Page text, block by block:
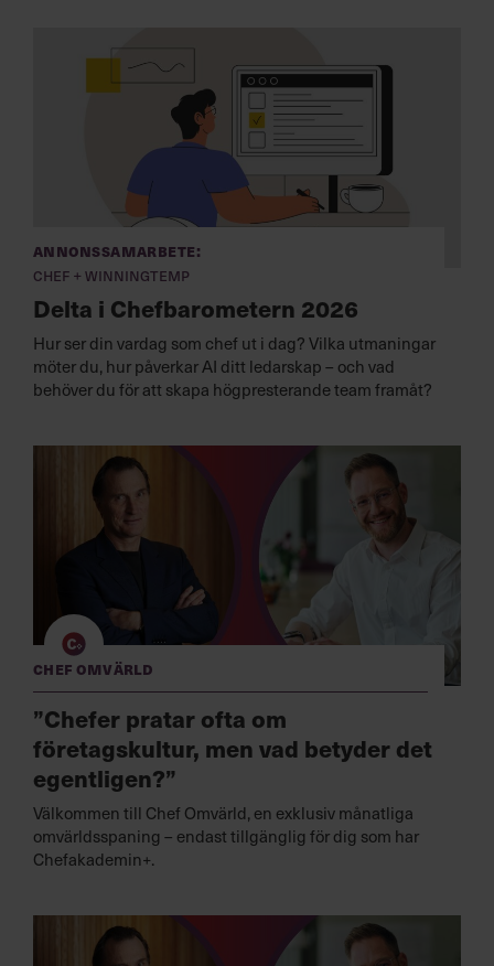
Annonssamarbete:
Chef + Winningtemp
Delta i Chefbarometern 2026
Hur ser din vardag som chef ut i dag? Vilka utmaningar
möter du, hur påverkar AI ditt ledarskap – och vad
behöver du för att skapa högpresterande team framåt?
Chef Omvärld
”Chefer pratar ofta om
företagskultur, men vad betyder det
egentligen?”
Välkommen till Chef Omvärld, en exklusiv månatliga
omvärldsspaning – endast tillgänglig för dig som har
Chefakademin+.